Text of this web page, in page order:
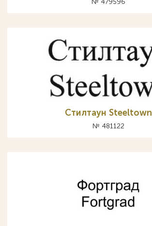
№ 479596
Стилтаун Steeltown
№ 481122